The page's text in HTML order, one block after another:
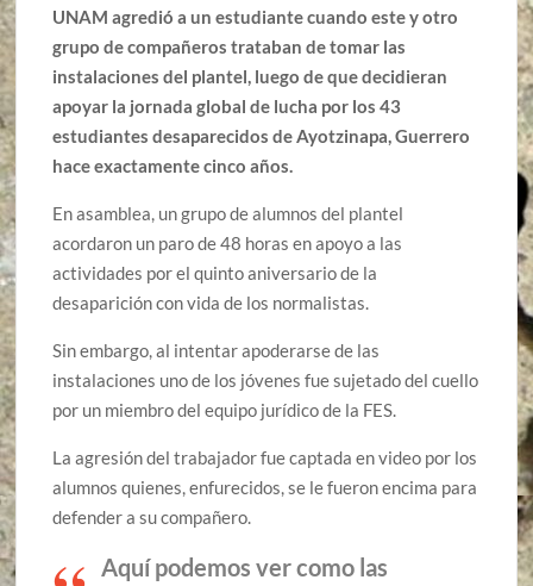
UNAM agredió a un estudiante cuando este y otro
grupo de compañeros trataban de tomar las
instalaciones del plantel, luego de que decidieran
apoyar la jornada global de lucha por los 43
estudiantes desaparecidos de Ayotzinapa, Guerrero
hace exactamente cinco años.
En asamblea, un grupo de alumnos del plantel
acordaron un paro de 48 horas en apoyo a las
actividades por el quinto aniversario de la
desaparición con vida de los normalistas.
Sin embargo, al intentar apoderarse de las
instalaciones uno de los jóvenes fue sujetado del cuello
por un miembro del equipo jurídico de la FES.
La agresión del trabajador fue captada en video por los
alumnos quienes, enfurecidos, se le fueron encima para
defender a su compañero.
Aquí podemos ver como las